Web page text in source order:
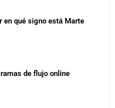
en qué signo está Marte
de flujo online